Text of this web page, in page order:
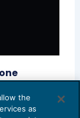
the
as